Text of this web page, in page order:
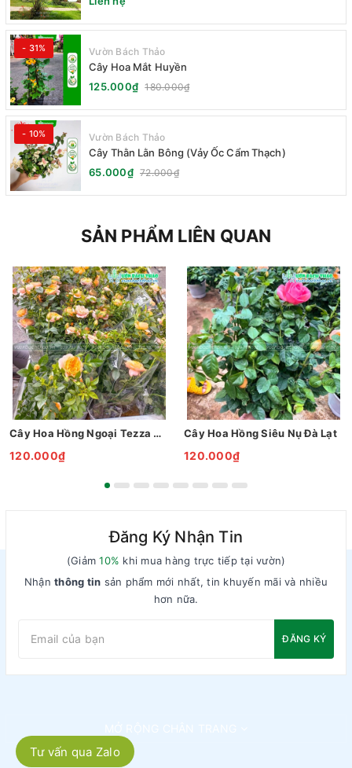
- 31% Vườn Bách Thảo
Cây Hoa Mắt Huyền
125.000₫ 180.000₫
- 10% Vườn Bách Thảo
Cây Thằn Lằn Bông (Vảy Ốc Cẩm Thạch)
65.000₫ 72.000₫
SẢN PHẨM LIÊN QUAN
Cây Hoa Hồng Ngoại Tezza Cam Cá Hồi
120.000₫
Cây Hoa Hồng Siêu Nụ Đà Lạt
120.000₫
Đăng Ký Nhận Tin
(Giảm10% khi mua hàng trực tiếp tại vườn)
Nhậnthông tin sản phẩm mới nhất, tin khuyến mãi và nhiều
hơn nữa.
ĐĂNG KÝ
Tư vấn qua Zalo